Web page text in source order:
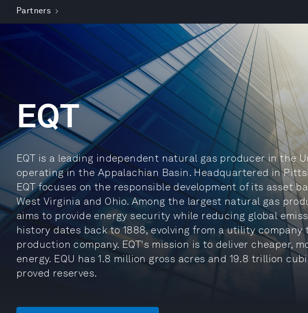
Partners
EQT
EQT is a leading independent natural gas producer in the
operating in the Appalachian Basin. Headquartered in
EQT focuses on the responsible development of its asset
West Virginia and Ohio. Among the largest natural gas
aims to provide energy security while reducing global
history dates back to 1888, evolving from a utility company
production company. EQT's mission is to deliver cheaper,
energy. EQU has 1.8 million gross acres and 19.8 trillion
proved reserves.